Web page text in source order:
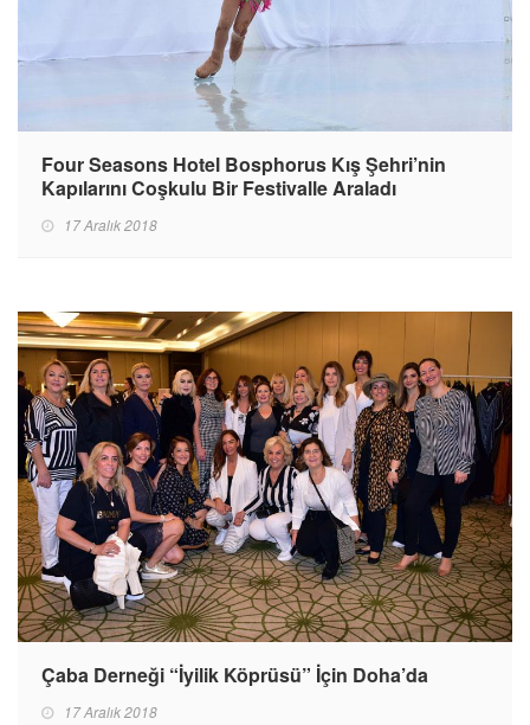
Four Seasons Hotel Bosphorus Kış Şehri’nin
Kapılarını Coşkulu Bir Festivalle Araladı
17 Aralık 2018
Çaba Derneği “İyilik Köprüsü” İçin Doha’da
17 Aralık 2018